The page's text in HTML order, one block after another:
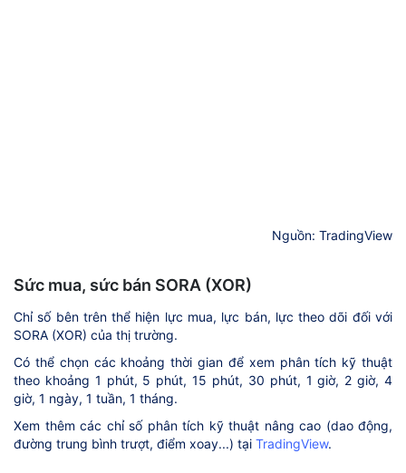
Nguồn: TradingView
Sức mua, sức bán SORA (XOR)
Chỉ số bên trên thể hiện lực mua, lực bán, lực theo dõi đối với
SORA (XOR) của thị trường.
Có thể chọn các khoảng thời gian để xem phân tích kỹ thuật
theo khoảng 1 phút, 5 phút, 15 phút, 30 phút, 1 giờ, 2 giờ, 4
giờ, 1 ngày, 1 tuần, 1 tháng.
Xem thêm các chỉ số phân tích kỹ thuật nâng cao (dao động,
đường trung bình trượt, điểm xoay...) tại TradingView.